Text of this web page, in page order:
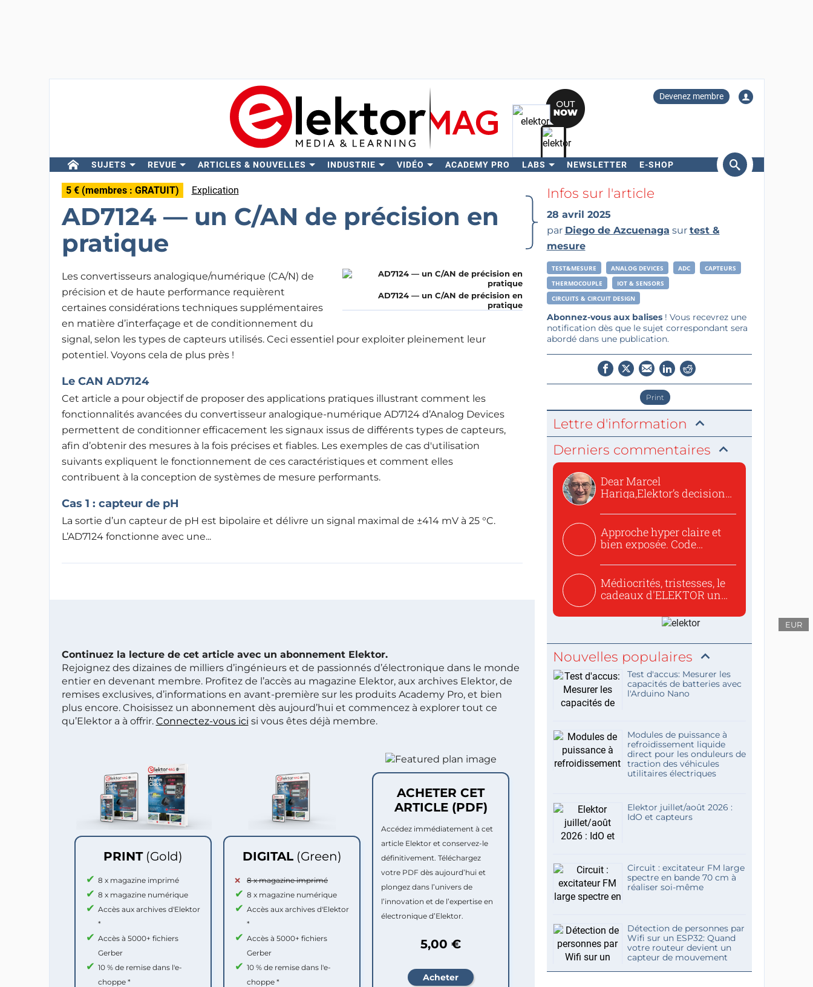
Devenez membre
SUJETS REVUE ARTICLES & NOUVELLES INDUSTRIE VIDÉO ACADEMY PRO LABS NEWSLETTER E-SHOP
Rechercher
5 € (membres : GRATUIT) Explication
AD7124 — un C/AN de précision en
pratique
AD7124 — un C/AN de précision en
pratique
Les convertisseurs analogique/numérique (CA/N) de
précision et de haute performance requièrent
certaines considérations techniques supplémentaires
en matière d’interfaçage et de conditionnement du
signal, selon les types de capteurs utilisés. Ceci essentiel pour exploiter pleinement leur
potentiel. Voyons cela de plus près !
Le CAN AD7124
Cet article a pour objectif de proposer des applications pratiques illustrant comment les
fonctionnalités avancées du convertisseur analogique-numérique AD7124 d’Analog Devices
permettent de conditionner efficacement les signaux issus de différents types de capteurs,
afin d’obtenir des mesures à la fois précises et fiables. Les exemples de cas d'utilisation
suivants expliquent le fonctionnement de ces caractéristiques et comment elles
contribuent à la conception de systèmes de mesure performants.
Cas 1 : capteur de pH
La sortie d’un capteur de pH est bipolaire et délivre un signal maximal de ±414 mV à 25 °C.
L’AD7124 fonctionne avec une...
EUR
Continuez la lecture de cet article avec un abonnement Elektor.
Rejoignez des dizaines de milliers d’ingénieurs et de passionnés d’électronique dans le monde
entier en devenant membre. Profitez de l’accès au magazine Elektor, aux archives Elektor, de
remises exclusives, d’informations en avant-première sur les produits Academy Pro, et bien
plus encore. Choisissez un abonnement dès aujourd’hui et commencez à explorer tout ce
qu’Elektor a à offrir. Connectez-vous ici si vous êtes déjà membre.
PRINT (Gold)
8 x magazine imprimé
8 x magazine numérique
Accès aux archives d'Elektor
*
Accès à 5000+ fichiers
Gerber
10 % de remise dans l'e-
choppe *
DIGITAL (Green)
8 x magazine imprimé
8 x magazine numérique
Accès aux archives d'Elektor
*
Accès à 5000+ fichiers
Gerber
10 % de remise dans l'e-
choppe *
ACHETER CET
ARTICLE (PDF)
Accédez immédiatement à cet
article Elektor et conservez-le
définitivement. Téléchargez
votre PDF dès aujourd’hui et
plongez dans l’univers de
l’innovation et de l’expertise en
électronique d’Elektor.
5,00 €
Infos sur l'article
28 avril 2025
par Diego de Azcuenaga sur test &
mesure
TEST&MESURE ANALOG DEVICES ADC
CAPTEURS
THERMOCOUPLE
IOT & SENSORS
CIRCUITS & CIRCUIT DESIGN
Abonnez-vous aux balises! Vous recevrez une
notification dès que le sujet correspondant sera
abordé dans une publication.
Print
Lettre d'information
Derniers commentaires
Dear Marcel
Hariga,Elektor’s decision
Approche hyper claire et
bien exposée. Code
Médiocrités, tristesses, le
cadeaux d'ELEKTOR un
Nouvelles populaires
Test d'accus: Mesurer les
capacités de batteries avec
l'Arduino Nano
Modules de puissance à
refroidissement liquide
direct pour les onduleurs de
traction des véhicules
utilitaires électriques
Elektor juillet/août 2026 :
IdO et capteurs
Circuit : excitateur FM large
spectre en bande 70 cm à
réaliser soi-même
Détection de personnes par
Wifi sur un ESP32: Quand
votre routeur devient un
capteur de mouvement